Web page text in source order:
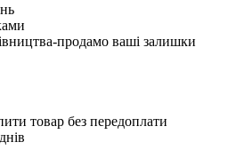
продамо ваші залишки
товар без передоплати